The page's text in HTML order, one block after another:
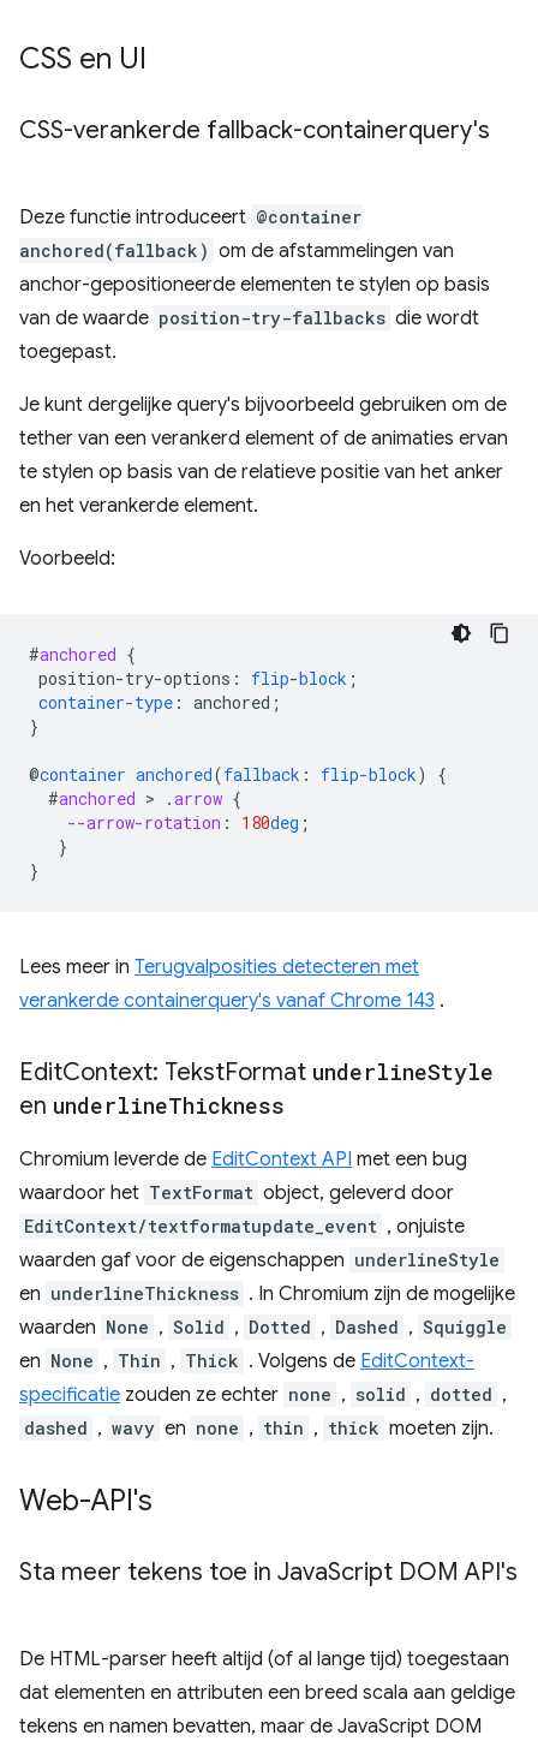
CSS en UI
CSS-verankerde fallback-containerquery's
Deze functie introduceert @container
anchored(fallback) om de afstammelingen van
anchor-gepositioneerde elementen te stylen op basis
van de waarde position-try-fallbacks die wordt
toegepast.
Je kunt dergelijke query's bijvoorbeeld gebruiken om de
tether van een verankerd element of de animaties ervan
te stylen op basis van de relatieve positie van het anker
en het verankerde element.
Voorbeeld:
#anchored {
position-try-options : flip-block ;
container-type : anchored ;
}
@container anchored(fallback : flip-block)
{
#anchored > .arrow {
--arrow-rotation : 180deg ;
}
}
Lees meer in Terugvalposities detecteren met
verankerde containerquery's vanaf Chrome 143 .
EditContext: TekstFormat underlineStyle
en underlineThickness
Chromium leverde de EditContext API met een bug
waardoor het TextFormat object, geleverd door
EditContext/textformatupdate_event , onjuiste
waarden gaf voor de eigenschappen underlineStyle
en underlineThickness . In Chromium zijn de mogelijke
waarden None , Solid , Dotted , Dashed , Squiggle
en None , Thin , Thick . Volgens de EditContext-
specificatie zouden ze echter none , solid , dotted ,
dashed , wavy en none , thin , thick moeten zijn.
Web-API's
Sta meer tekens toe in JavaScript DOM API's
De HTML-parser heeft altijd (of al lange tijd) toegestaan ​​
dat elementen en attributen een breed scala aan geldige
tekens en namen bevatten, maar de JavaScript DOM